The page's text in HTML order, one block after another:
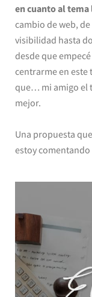
en cuanto al
cambio de web,
visibilidad hasta
desde que
centrarme en este
que… mi amigo el
mejor.
Una propuesta
estoy